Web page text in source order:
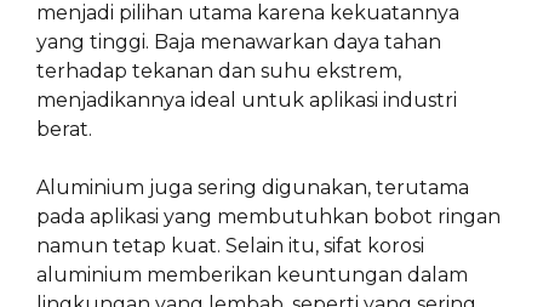
menjadi pilihan utama karena kekuatannya
yang tinggi. Baja menawarkan daya tahan
terhadap tekanan dan suhu ekstrem,
menjadikannya ideal untuk aplikasi industri
berat.
Aluminium juga sering digunakan, terutama
pada aplikasi yang membutuhkan bobot ringan
namun tetap kuat. Selain itu, sifat korosi
aluminium memberikan keuntungan dalam